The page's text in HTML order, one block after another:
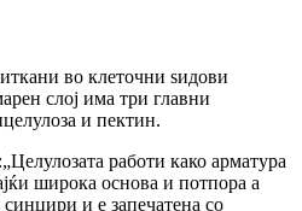
во клеточни ѕидови
слој има три главни
и пектин.
работи како арматура
широка основа и потпора а
синџири и е запечатена со